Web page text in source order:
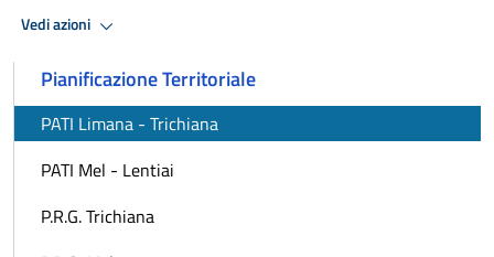
Vedi azioni
Pianificazione Territoriale
PATI Limana - Trichiana
PATI Mel - Lentiai
P.R.G. Trichiana